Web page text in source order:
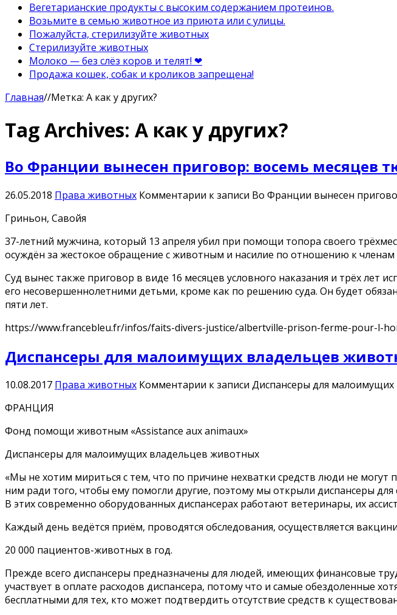
Вегетарианские продукты с высоким содержанием протеинов.
Возьмите в семью животное из приюта или с улицы.
Пожалуйста, стерилизуйте животных
Стерилизуйте животных
Молоко — без слёз коров и телят! ❤
Продажа кошек, собак и кроликов запрещена!
Главная//Метка: А как у других?
Tag Archives: А как у других?
Во Франции вынесен приговор: восемь месяцев
26.05.2018 Права животных Комментарии к записи Во Франции вынесен
Гриньон, Савойя
37-летний мужчина, который 13 апреля убил при помощи топора своего
осуждён за жестокое обращение с животным и насилие по отношению к членам
Суд вынес также приговор в виде 16 месяцев условного наказания и трёх
его несовершеннолетними детьми, кроме как по решению суда. Он будет
пяти лет.
https://www.francebleu.fr/infos/faits-divers-justice/albertville-prison-ferme-pour-l-
Диспансеры для малоимущих владельцев
10.08.2017 Права животных Комментарии к записи Диспансеры для
ФРАНЦИЯ
Фонд помощи животным «Assistance aux animaux»
Диспансеры для малоимущих владельцев животных
«Мы не хотим мириться с тем, что по причине нехватки средств люди не
ним ради того, чтобы ему помогли другие, поэтому мы открыли диспансеры для
В этих современно оборудованных диспансерах работают ветеринары, их
Каждый день ведётся приём, проводятся обследования, осуществляется
20 000 пациентов-животных в год.
Прежде всего диспансеры предназначены для людей, имеющих финансовые
участвует в оплате расходов диспансера, потому что и самые обездоленные
бесплатными для тех, кто может подтвердить отсутствие средств к